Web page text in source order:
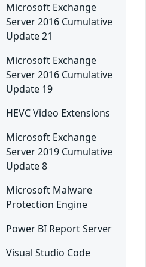
Microsoft Exchange
Server 2016 Cumulative
Update 21
Microsoft Exchange
Server 2016 Cumulative
Update 19
HEVC Video Extensions
Microsoft Exchange
Server 2019 Cumulative
Update 8
Microsoft Malware
Protection Engine
Power BI Report Server
Visual Studio Code